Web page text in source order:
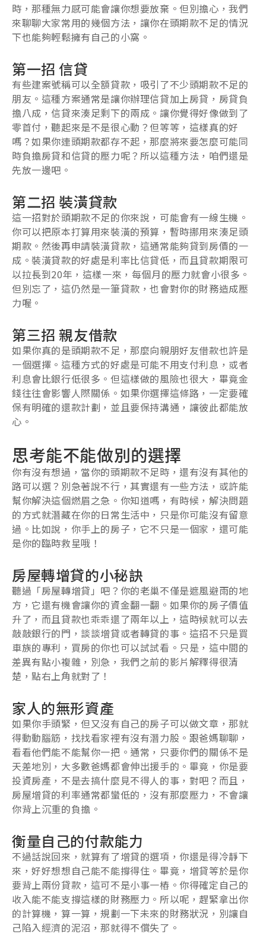
時，那種無力感可能會讓你想要放棄。但別擔心，我們
來聊聊大家常用的幾個方法，讓你在頭期款不足的情況
下也能夠輕鬆擁有自己的小窩。
第一招 信貸
有些建案號稱可以全額貸款，吸引了不少頭期款不足的
朋友。這種方案通常是讓你辦理信貸加上房貸，房貸負
擔八成，信貸來湊足剩下的兩成。讓你覺得好像做到了
零首付，聽起來是不是很心動？但等等，這樣真的好
嗎？如果你連頭期款都存不起，那麼將來要怎麼可能同
時負擔房貸和信貸的壓力呢？所以這種方法，咱們還是
先放一邊吧。
第二招 裝潢貸款
這一招對於頭期款不足的你來說，可能會有一線生機。
你可以把原本打算用來裝潢的預算，暫時挪用來湊足頭
期款。然後再申請裝潢貸款，這通常能夠貸到房價的一
成。裝潢貸款的好處是利率比信貸低，而且貸款期限可
以拉長到20年，這樣一來，每個月的壓力就會小很多。
但別忘了，這仍然是一筆貸款，也會對你的財務造成壓
力喔。
第三招 親友借款
如果你真的是頭期款不足，那麼向親朋好友借款也許是
一個選擇。這種方式的好處是可能不用支付利息，或者
利息會比銀行低很多。但這樣做的風險也很大，畢竟金
錢往往會影響人際關係。如果你選擇這條路，一定要確
保有明確的還款計劃，並且要保持溝通，讓彼此都能放
心。
思考能不能做別的選擇
你有沒有想過，當你的頭期款不足時，還有沒有其他的
路可以選？別急著說不行，其實還有一些方法，或許能
幫你解決這個燃眉之急。你知道嗎，有時候，解決問題
的方式就潛藏在你的日常生活中，只是你可能沒有留意
過。比如說，你手上的房子，它不只是一個家，還可能
是你的臨時救星哦！
房屋轉增貸的小秘訣
聽過「房屋轉增貸」吧？你的老巢不僅是遮風避雨的地
方，它還有機會讓你的資金翻一翻。如果你的房子價值
升了，而且貸款也乖乖還了兩年以上，這時候就可以去
敲敲銀行的門，談談增貸或者轉貸的事。這招不只是買
車族的專利，買房的你也可以試試看。只是，這中間的
差異有點小複雜，別急，我們之前的影片解釋得很清
楚，點右上角就對了！
家人的無形資產
如果你手頭緊，但又沒有自己的房子可以做文章，那就
得動動腦筋，找找看家裡有沒有潛力股。跟爸媽聊聊，
看看他們能不能幫你一把。通常，只要你們的關係不是
天差地別，大多數爸媽都會伸出援手的。畢竟，你是要
投資房產，不是去搞什麼見不得人的事，對吧？而且，
房屋增貸的利率通常都蠻低的，沒有那麼壓力，不會讓
你背上沉重的負擔。
衡量自己的付款能力
不過話說回來，就算有了增貸的選項，你還是得冷靜下
來，好好想想自己能不能撐得住。畢竟，增貸等於是你
要背上兩份貸款，這可不是小事一樁。你得確定自己的
收入能不能支撐這樣的財務壓力。所以呢，趕緊拿出你
的計算機，算一算，規劃一下未來的財務狀況，別讓自
己陷入經濟的泥沼，那就得不償失了。